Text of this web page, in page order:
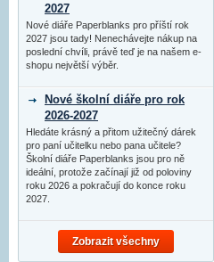
2027
Nové diáře Paperblanks pro příští rok
2027 jsou tady! Nenechávejte nákup na
poslední chvíli, právě teď je na našem e-
shopu největší výběr.
Nové školní diáře pro rok
2026-2027
Hledáte krásný a přitom užitečný dárek
pro paní učitelku nebo pana učitele?
Školní diáře Paperblanks jsou pro ně
ideální, protože začínají již od poloviny
roku 2026 a pokračují do konce roku
2027.
Zobrazit všechny